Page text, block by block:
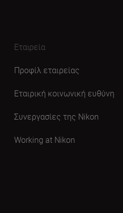
Εταιρεία
Προφίλ εταιρείας
Εταιρική κοινωνική ευθύνη
Συνεργασίες της Nikon
Working at Nikon